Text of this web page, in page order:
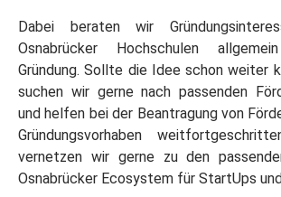
Dabei beraten wir
Osnabrücker Hochschulen
Gründung. Sollte die Idee schon weiter
suchen wir gerne nach passenden
und helfen bei der Beantragung von
Gründungsvorhaben
vernetzen wir gerne zu den
Osnabrücker Ecosystem für StartUps